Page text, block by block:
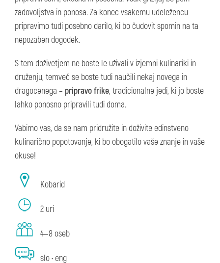
zadovoljstva in ponosa. Za konec vsakemu udeležencu
pripravimo tudi posebno darilo, ki bo čudovit spomin na ta
nepozaben dogodek.
S tem doživetjem ne boste le uživali v izjemni kulinariki in
druženju, temveč se boste tudi naučili nekaj novega in
dragocenega – pripravo frike, tradicionalne jedi, ki jo boste
lahko ponosno pripravili tudi doma.
Vabimo vas, da se nam pridružite in doživite edinstveno
kulinarično popotovanje, ki bo obogatilo vaše znanje in vaše
okuse!
Kobarid
2 uri
4—8 oseb
slo • eng